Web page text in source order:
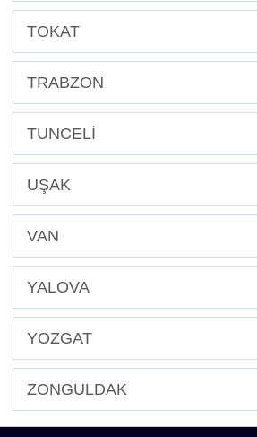
TOKAT
TRABZON
TUNCELİ
UŞAK
VAN
YALOVA
YOZGAT
ZONGULDAK